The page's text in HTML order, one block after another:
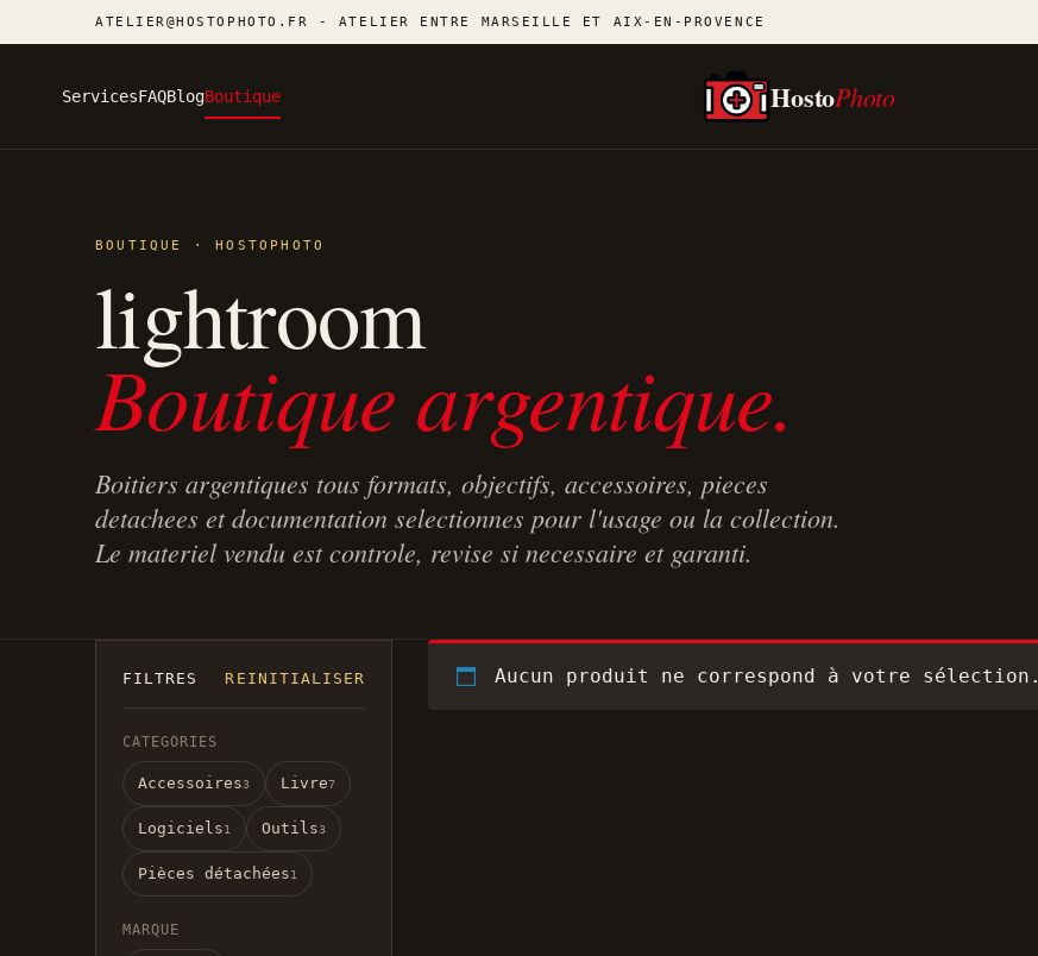
ATELIER@HOSTOPHOTO.FR - ATELIER ENTRE MARSEILLE ET AIX-EN-PROVENCE
ServicesFAQBlogBoutique HostoPhoto
BOUTIQUE · HOSTOPHOTO
lightroom
Boutique argentique.
Boitiers argentiques tous formats, objectifs, accessoires, pieces
detachees et documentation selectionnes pour l'usage ou la collection.
Le materiel vendu est controle, revise si necessaire et garanti.
FILTRES REINITIALISER
CATEGORIES
Accessoires3 Livre7
Logiciels1 Outils3
Pièces détachées1
MARQUE
Aucun produit ne correspond à votre sélection.